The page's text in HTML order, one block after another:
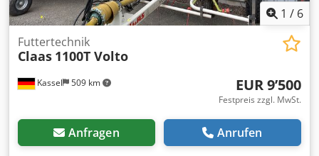
1 / 6
Kassel 509 km
Futtertechnik
Claas 1100T Volto
EUR 9’500
Festpreis zzgl. MwSt.
Anfragen Anrufen